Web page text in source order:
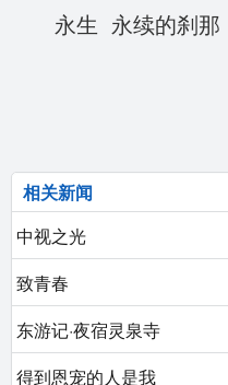
永生 永续的刹那
相关新闻
中视之光
致青春
东游记·夜宿灵泉寺
得到恩宠的人是我